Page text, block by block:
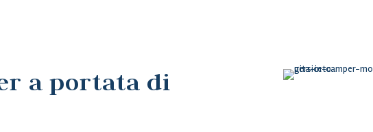
a portata di